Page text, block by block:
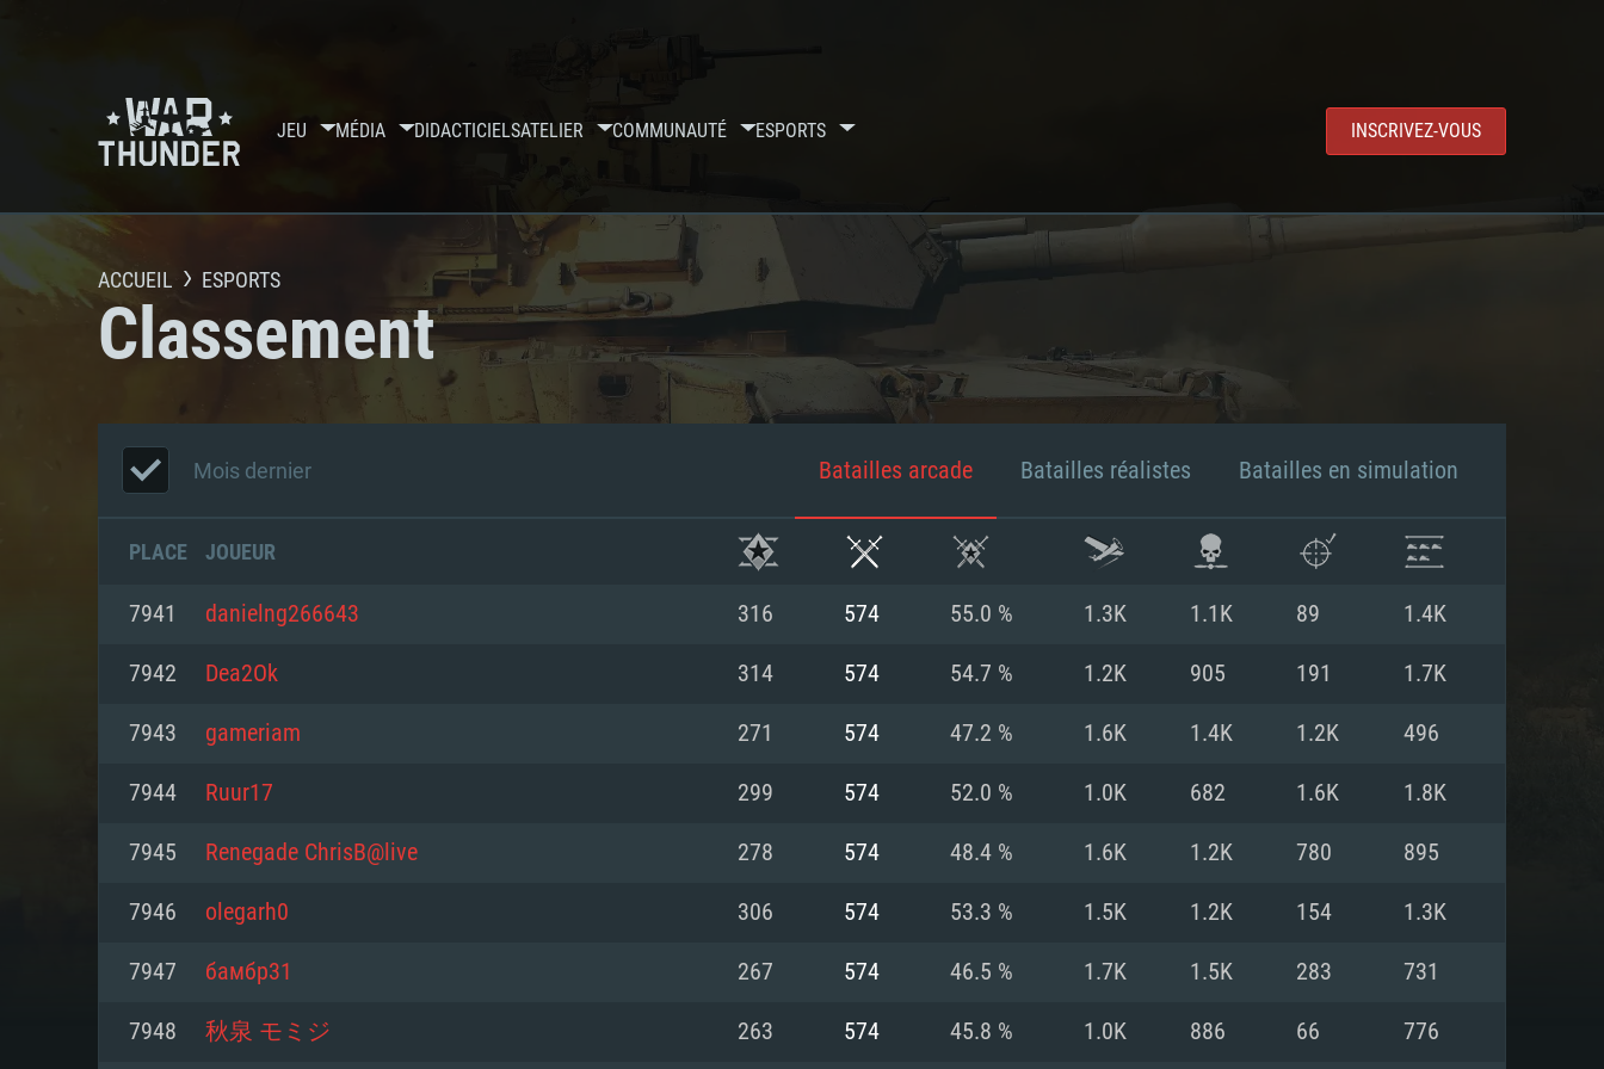
JEU MÉDIA DIDACTICIELSATELIER COMMUNAUTÉ ESPORTS INSCRIVEZ-VOUS
CONFIGURATION SYSTÈME REQUISE
ACCUEIL ESPORTS
Classement
Mois dernier Batailles arcade Batailles réalistes Batailles en simulation
PLACE JOUEUR
7941 danielng266643 316 574 55.0 % 1.3K 1.1K 89 1.4K
7942 Dea2Ok 314 574 54.7 % 1.2K 905 191 1.7K
7943 gameriam 271 574 47.2 % 1.6K 1.4K 1.2K 496
7944 Ruur17 299 574 52.0 % 1.0K 682 1.6K 1.8K
7945 Renegade ChrisB@live 278 574 48.4 % 1.6K 1.2K 780 895
7946 olegarh0 306 574 53.3 % 1.5K 1.2K 154 1.3K
7947 бамбр31 267 574 46.5 % 1.7K 1.5K 283 731
7948 秋泉 モミジ 263 574 45.8 % 1.0K 886 66 776